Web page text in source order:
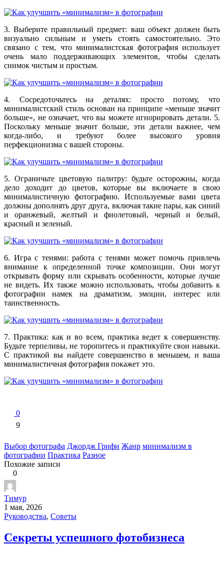
3. Выберите правильный предмет: ваш объект должен быть
визуально сильным и уметь стоять самостоятельно. Это
связано с тем, что минималистская фотография использует
очень мало поддерживающих элементов, чтобы сделать
снимок чистым и простым.
4. Сосредоточьтесь на деталях: просто потому, что
минималистский стиль основан на принципе «меньше значит
больше», не означает, что вы можете игнорировать детали. 5.
Поскольку меньше значит больше, эти детали важнее, чем
когда-либо, и требуют более высокого уровня
перфекционизма с вашей стороны.
5. Ограничьте цветовую палитру: будьте осторожны, когда
дело доходит до цветов, которые вы включаете в свою
минималистичную фотографию. Используемые вами цвета
должны дополнять друг друга, включая такие пары, как синий
и оранжевый, желтый и фиолетовый, черный и белый,
красный и зеленый.
6. Игра с тенями: работа с тенями может помочь привлечь
внимание к определенной точке композиции. Они могут
открывать форму или скрывать особенности, которые лучше
не видеть. Их также можно использовать, чтобы добавить к
фотографии намек на драматизм, эмоции, интерес или
таинственность.
7. Практика: как и во всем, практика ведет к совершенству.
Будьте терпеливы, не торопитесь и практикуйте свои навыки.
С практикой вы найдете совершенство в меньшем, и ваша
минималистичная фотография покажет это.
0
9
Выбор фотографа Джордж Грифи Жанр минимализм в
фотографии Практика Разное
Похожие записи
0
Тимур
1 мая, 2026
Руководства, Советы
Секреты успешного фотобизнеса